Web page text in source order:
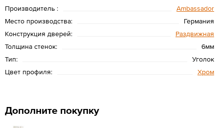
Производитель :
Ambassador
Место производства:
Германия
Конструкция дверей:
Раздвижная
Толщина стенок:
6мм
Тип:
Уголок
Цвет профиля:
Хром
Дополните покупку